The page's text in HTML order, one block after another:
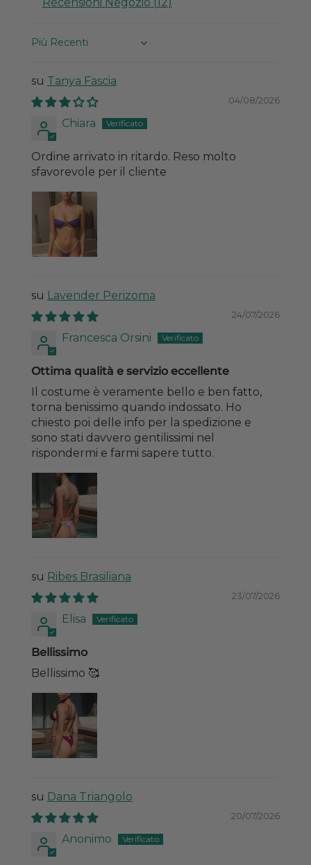
Sort by
Tanya Fascia
04/08/2026
Chiara
Ordine arrivato in ritardo. Reso molto
sfavorevole per il cliente
Lavender Perizoma
24/07/2026
Francesca Orsini
Ottima qualità e servizio eccellente
Il costume è veramente bello e ben fatto,
torna benissimo quando indossato. Ho
chiesto poi delle info per la spedizione e
sono stati davvero gentilissimi nel
rispondermi e farmi sapere tutto.
Ribes Brasiliana
23/07/2026
Elisa
Bellissimo
Bellissimo 🥰
Dana Triangolo
20/07/2026
Anonimo